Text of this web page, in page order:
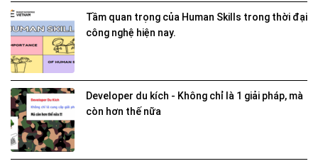
Tầm quan trọng của Human Skills trong thời đại
công nghệ hiện nay.
Developer du kích - Không chỉ là 1 giải pháp, mà
còn hơn thế nữa